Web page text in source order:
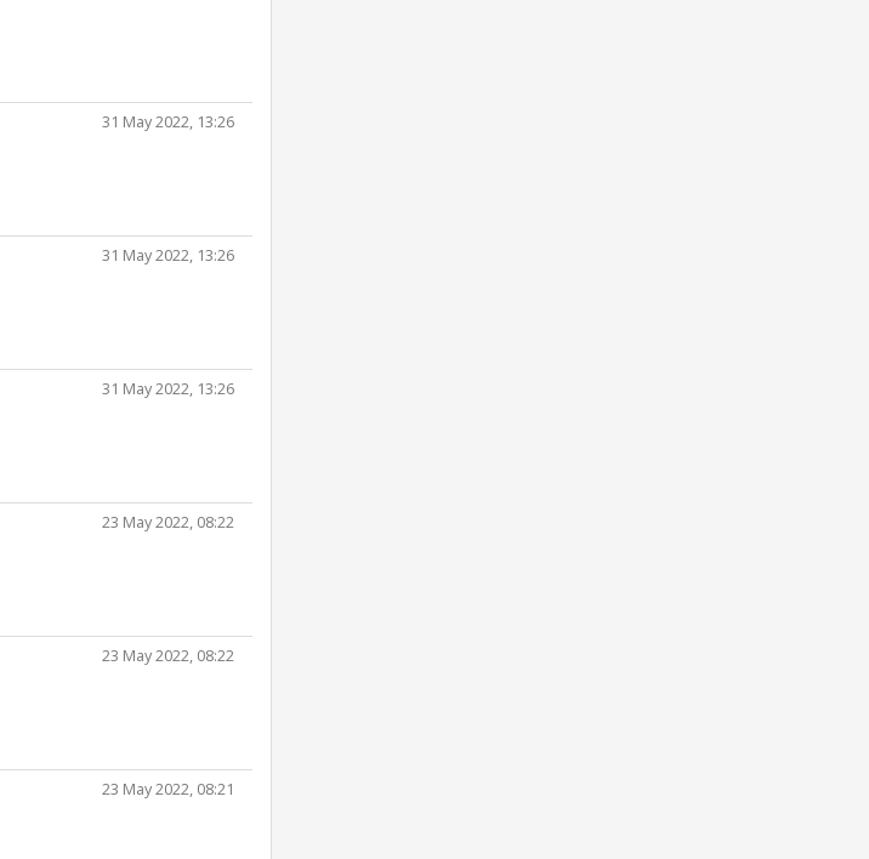
31 May 2022, 13:26
31 May 2022, 13:26
31 May 2022, 13:26
23 May 2022, 08:22
23 May 2022, 08:22
23 May 2022, 08:21